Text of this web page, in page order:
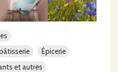
Épicerie
et autres